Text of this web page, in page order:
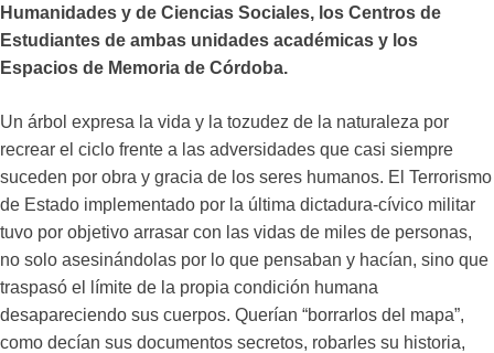
Humanidades y de Ciencias Sociales, los Centros de
Estudiantes de ambas unidades académicas y los
Espacios de Memoria de Córdoba.
Un árbol expresa la vida y la tozudez de la naturaleza por
recrear el ciclo frente a las adversidades que casi siempre
suceden por obra y gracia de los seres humanos. El Terrorismo
de Estado implementado por la última dictadura-cívico militar
tuvo por objetivo arrasar con las vidas de miles de personas,
no solo asesinándolas por lo que pensaban y hacían, sino que
traspasó el límite de la propia condición humana
desapareciendo sus cuerpos. Querían “borrarlos del mapa”,
como decían sus documentos secretos, robarles su historia,